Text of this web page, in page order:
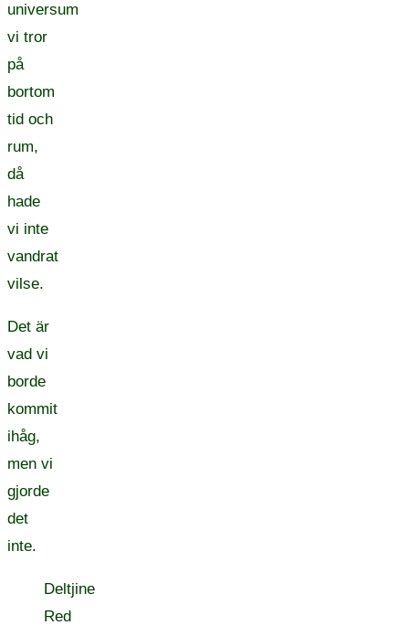
universum
vi tror
på
bortom
tid och
rum,
då
hade
vi inte
vandrat
vilse.
Det är
vad vi
borde
kommit
ihåg,
men vi
gjorde
det
inte.
Deltjine
Red